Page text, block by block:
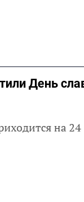
День
на